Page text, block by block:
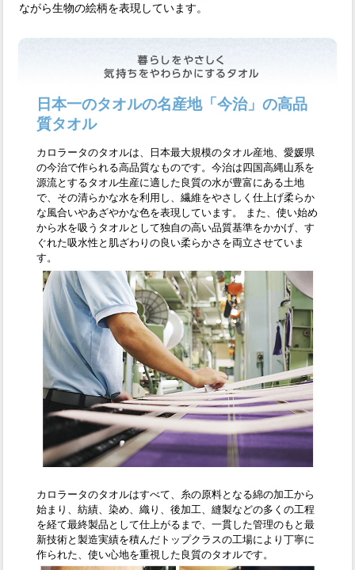
ながら生物の絵柄を表現しています。
日本一のタオルの名産地「今治」の高品
質タオル
カロラータのタオルは、日本最大規模のタオル産地、愛媛県
の今治で作られる高品質なものです。今治は四国高縄山系を
源流とするタオル生産に適した良質の水が豊富にある土地
で、その清らかな水を利用し、繊維をやさしく仕上げ柔らか
な風合いやあざやかな色を表現しています。 また、使い始め
から水を吸うタオルとして独自の高い品質基準をかかげ、す
ぐれた吸水性と肌ざわりの良い柔らかさを両立させていま
す。
カロラータのタオルはすべて、糸の原料となる綿の加工から
始まり、紡績、染め、織り、後加工、縫製などの多くの工程
を経て最終製品として仕上がるまで、一貫した管理のもと最
新技術と製造実績を積んだトップクラスの工場により丁寧に
作られた、使い心地を重視した良質のタオルです。